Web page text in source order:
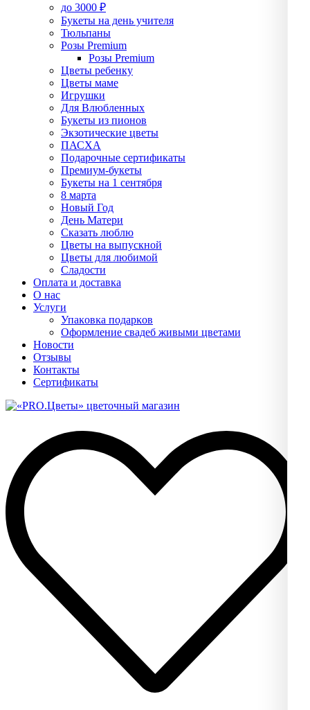
до 3000 ₽
Букеты на день учителя
Тюльпаны
Розы Premium
Розы Premium
Цветы ребенку
Цветы маме
Игрушки
Для Влюбленных
Букеты из пионов
Экзотические цветы
ПАСХА
Подарочные сертификаты
Премиум-букеты
Букеты на 1 сентября
8 марта
Новый Год
День Матери
Сказать люблю
Цветы на выпускной
Цветы для любимой
Сладости
Оплата и доставка
О нас
Услуги
Упаĸовĸа подарĸов
Оформление свадеб живыми цветами
Новости
Отзывы
Контакты
Сертификаты